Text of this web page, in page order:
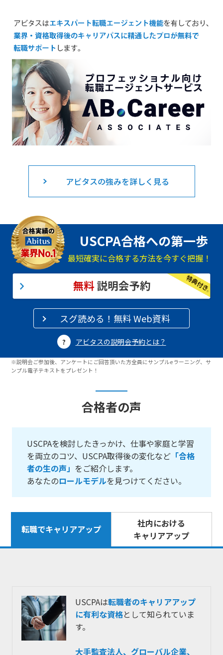
アビタスの強みを詳しく見る
USCPA合格への第一歩
最短確実に合格する方法を今すぐ把握！
スグ読める！無料 Web資料
アビタスの説明会予約とは？
※説明会ご参加後、アンケートにご回答頂いた方全員にサンプルeラーニング、サ
ンプル電子テキストをプレゼント！
合格者の声
USCPAを検討したきっかけ、仕事や家庭と学習
を両立のコツ、USCPA取得後の変化など「合格
者の生の声」 をご紹介します。
あなたのロールモデルを見つけてください。
転職でキャリアアップ
社内における
キャリアアップ
USCPAは転職者のキャリアアップ
に有利な資格として知られていま
す。
大手監査法人、グローバル企業、